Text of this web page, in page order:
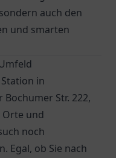
auch den
und smarten
in
Str. 222,
Orte und
noch
Egal, ob Sie nach